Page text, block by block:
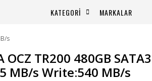
KATEGORİ MARKALAR
s
OCZ TR200 480GB
MB/s Write:540 MB/s